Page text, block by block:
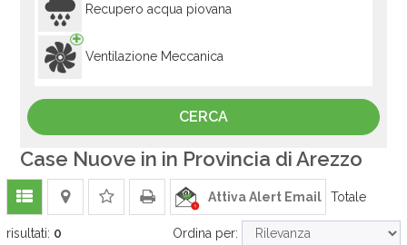
Recupero acqua piovana
Ventilazione Meccanica
Case Nuove in in Provincia di Arezzo
Attiva Alert Email Totale
risultati: 0 Ordina per: